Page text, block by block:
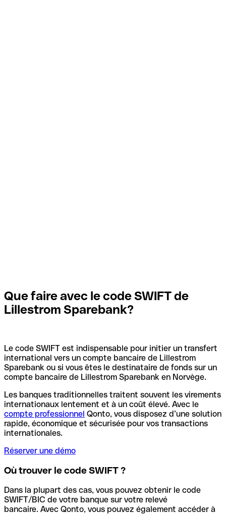
Que faire avec le code SWIFT de
Lillestrom Sparebank?
Le code SWIFT est indispensable pour initier un transfert
international vers un compte bancaire de Lillestrom
Sparebank ou si vous êtes le destinataire de fonds sur un
compte bancaire de Lillestrom Sparebank en Norvège.
Les banques traditionnelles traitent souvent les virements
internationaux lentement et à un coût élevé. Avec le
compte professionnel Qonto, vous disposez d’une solution
rapide, économique et sécurisée pour vos transactions
internationales.
Réserver une démo
Où trouver le code SWIFT ?
Dans la plupart des cas, vous pouvez obtenir le code
SWIFT/BIC de votre banque sur votre relevé
bancaire. Avec Qonto, vous pouvez également accéder à